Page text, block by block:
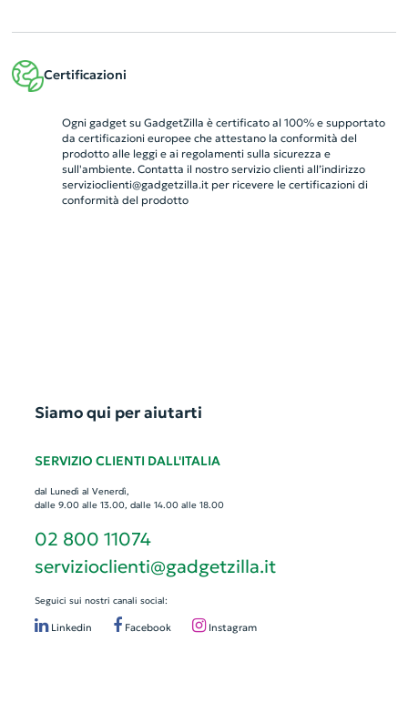
Certificazioni
Ogni gadget su GadgetZilla è certificato al 100% e supportato
da certificazioni europee che attestano la conformità del
prodotto alle leggi e ai regolamenti sulla sicurezza e
sull'ambiente. Contatta il nostro servizio clienti all’indirizzo
servizioclienti@gadgetzilla.itper ricevere le certificazioni di
conformità del prodotto
Siamo qui per aiutarti
SERVIZIO CLIENTI DALL'ITALIA
dal Lunedì al Venerdì,
dalle 9.00 alle 13.00, dalle 14.00 alle 18.00
02 800 11074
servizioclienti@gadgetzilla.it
Seguici sui nostri canali social:
Linkedin Facebook Instagram